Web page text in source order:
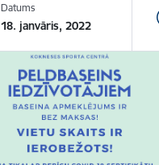
Datums
18. janvāris, 2022